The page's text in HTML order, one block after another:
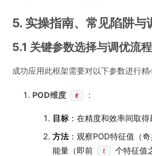
5. 实操指南、常见陷阱与
5.1 关键参数选择与调优流程
成功应用此框架需要对以下参数进行精
POD维度 ℓ ：
目标：在精度和效率间取得
方法：观察POD特征值（
能量（即前
ℓ
个特征值